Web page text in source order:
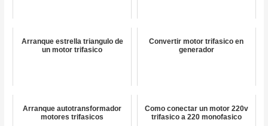
Arranque estrella triangulo de
un motor trifasico
Convertir motor trifasico en
generador
Arranque autotransformador
motores trifasicos
Como conectar un motor 220v
trifasico a 220 monofasico